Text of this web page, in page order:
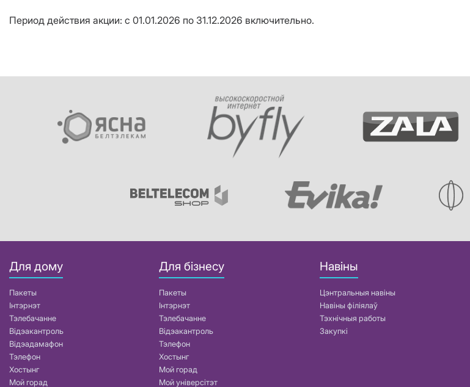
Период действия акции: с 01.01.2026 по 31.12.2026 включительно.
Для дому
Пакеты
Інтэрнэт
Тэлебачанне
Відэакантроль
Відэадамафон
Тэлефон
Хостынг
Мой горад
Для бізнесу
Пакеты
Інтэрнэт
Тэлебачанне
Відэакантроль
Тэлефон
Хостынг
Мой горад
Мой універсітэт
Навіны
Цэнтральныя навіны
Навіны філіялаў
Тэхнічныя работы
Закупкі